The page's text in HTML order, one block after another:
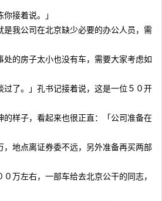
接着说。」
我公司在北京缺少必要的办公人员，需
处的房子太小也没有车，需要大家考虑如
了。」孔书记接着说，这是一位５０开
的样子，看起来也很正直：「公司准备在
，地点离证券委不远，另外准备再买两部
万左右，一部车给去北京公干的同志，